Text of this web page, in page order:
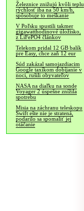
Železnice znižujú kvôli teplu
rýchlosť iba na 50 km/h,
spôsobuje to meškanie
V Poľsku spustili takmer
gigawatthodinové úložisko,
z LiFePO4 článkov
Telekom pridal 12 GB balík
pre Easy, chce zaň 12 eur
Súd zakázal samojazdiacim
Google taxíkom dobíjanie v
noci, rušili obyvateľov
NASA na diaľku na sonde
Voyager 2 úspešne znížila
spotrebu
Misia na záchranu teleskopu
Swift ešte nie je stratená,
podarilo sa spomaliť jej
otáčanie